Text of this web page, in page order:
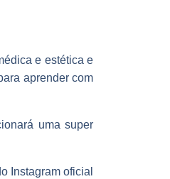
e estética e
aprender com
uma super
Instagram oficial